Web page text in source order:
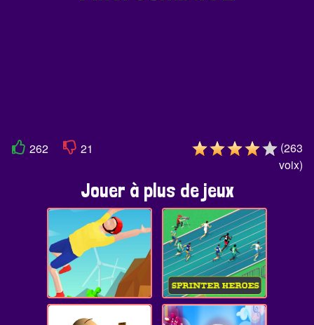
262 21 (263
voix)
Jouer à plus de jeux